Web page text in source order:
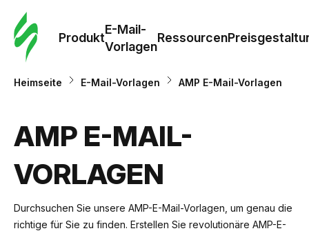
Produkt
E-Mail-
Vorlagen
Ressourcen
Heimseite E-Mail-Vorlagen AMP E-Mail-Vorlagen
AMP E-MAIL-
VORLAGEN
Durchsuchen Sie unsere AMP-E-Mail-Vorlagen, um genau die
richtige für Sie zu finden. Erstellen Sie revolutionäre AMP-E-